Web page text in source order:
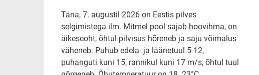
Täna, 7. augustil 2026 on Eestis pilves
selgimistega ilm. Mitmel pool sajab hoovihma, on
äikeseoht, õhtul pilvisus hõreneb ja saju võimalus
väheneb. Puhub edela- ja läänetuul 5-12,
puhanguti kuni 15, rannikul kuni 17 m/s, õhtul tuul